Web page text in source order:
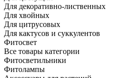
Для декоративно-лиственных
Для хвойных
Для цитрусовых
Для кактусов и суккулентов
Фитосвет
Все товары категории
Фитосветильники
Фитолампы